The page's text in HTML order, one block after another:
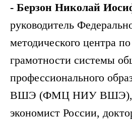
- Берзон Николай
руководитель
методического центра
грамотности системы
профессионального
ВШЭ (ФМЦ НИУ ВШЭ),
экономист России,